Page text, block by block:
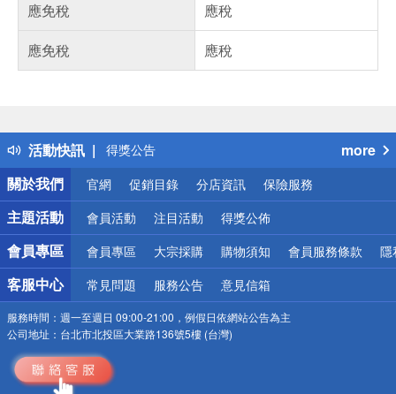
應免稅
應稅
應免稅
應稅
活動快訊
詐騙網頁！請小心！
得獎公告
熱門話題
銀行優惠
偏遠地區配送
詐騙網頁！請小心！
more
關於我們
官網 促銷目錄 分店資訊 保險服務
主題活動 會員活動 注目活動 得獎公佈
會員專區 會員專區 大宗採購 購物須知 會員服務條款 隱
客服中心 常見問題 服務公告 意見信箱
服務時間： 週一至週日 09:00-21:00，例假日依網站公告為主
公司地址： 台北市北投區大業路136號5樓 (台灣)